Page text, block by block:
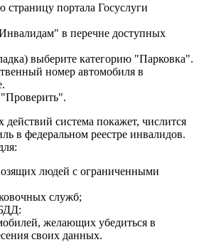
страницу портала Госуслуги
в перечне доступных
выберите категорию "Парковка".
номер автомобиля в
система покажет, числится
в федеральном реестре инвалидов.
людей с ограниченными
служб;
желающих убедиться в
своих данных.